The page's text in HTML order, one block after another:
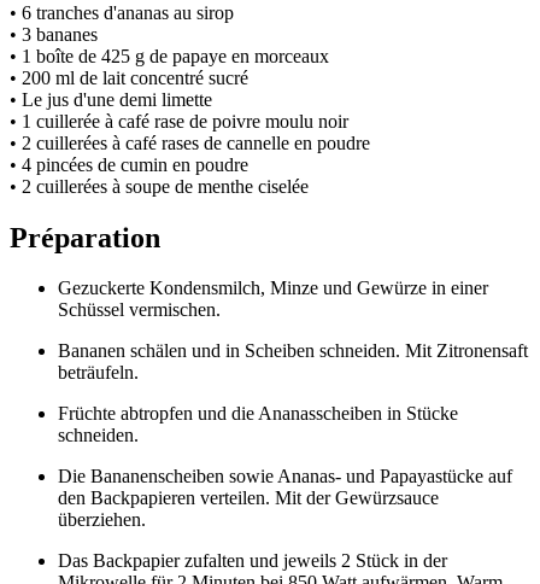
• 6 tranches d'ananas au sirop
• 3 bananes
• 1 boîte de 425 g de papaye en morceaux
• 200 ml de lait concentré sucré
• Le jus d'une demi limette
• 1 cuillerée à café rase de poivre moulu noir
• 2 cuillerées à café rases de cannelle en poudre
• 4 pincées de cumin en poudre
• 2 cuillerées à soupe de menthe ciselée
Préparation
Gezuckerte Kondensmilch, Minze und Gewürze in einer
Schüssel vermischen.
Bananen schälen und in Scheiben schneiden. Mit Zitronensaft
beträufeln.
Früchte abtropfen und die Ananasscheiben in Stücke
schneiden.
Die Bananenscheiben sowie Ananas- und Papayastücke auf
den Backpapieren verteilen. Mit der Gewürzsauce
überziehen.
Das Backpapier zufalten und jeweils 2 Stück in der